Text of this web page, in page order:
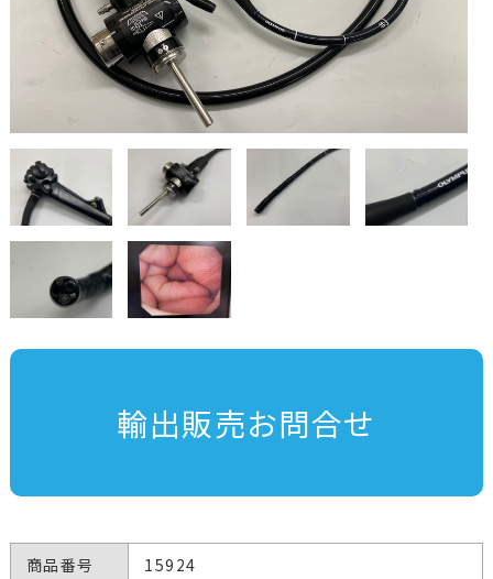
輸出販売お問合せ
商品番号
15924